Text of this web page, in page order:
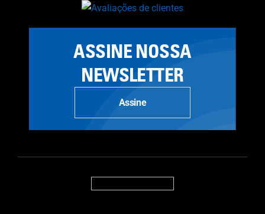
ASSINE NOSSA
NEWSLETTER
Assine